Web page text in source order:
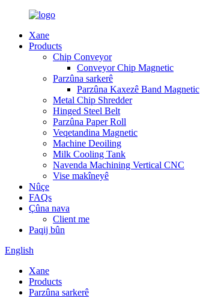
Xane
Products
Chip Conveyor
Conveyor Chip Magnetic
Parzûna sarkerê
Parzûna Kaxezê Band Magnetic
Metal Chip Shredder
Hinged Steel Belt
Parzûna Paper Roll
Veqetandina Magnetic
Machine Deoiling
Milk Cooling Tank
Navenda Machining Vertical CNC
Vise makîneyê
Nûçe
FAQs
Çûna nava
Client me
Paqij bûn
English
Xane
Products
Parzûna sarkerê